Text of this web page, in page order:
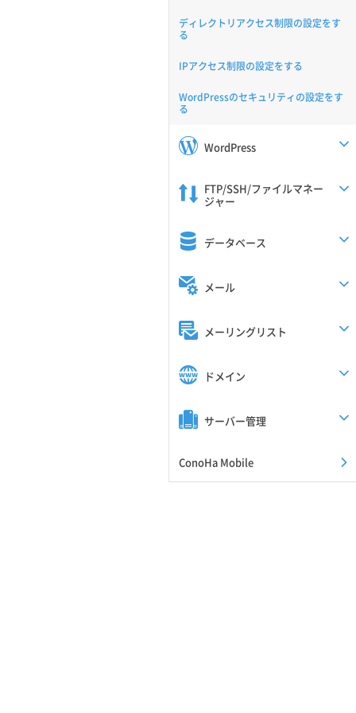
ディレクトリアクセス制限の設定をす
る
IPアクセス制限の設定をする
WordPressのセキュリティの設定をす
る
WordPress
FTP/SSH/ファイルマネー
ジャー
データベース
メール
メーリングリスト
ドメイン
サーバー管理
ConoHa Mobile